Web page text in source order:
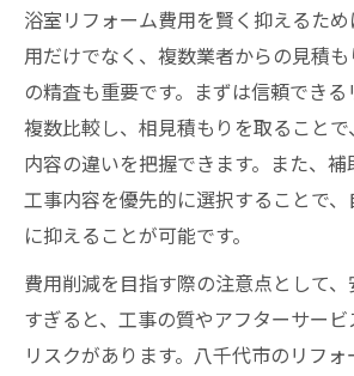
浴室リフォーム費用を賢く抑えるた
用だけでなく、複数業者からの見積
の精査も重要です。まずは信頼でき
複数比較し、相見積もりを取ること
内容の違いを把握できます。また、
工事内容を優先的に選択することで
に抑えることが可能です。
費用削減を目指す際の注意点として
すぎると、工事の質やアフターサー
リスクがあります。八千代市のリフ